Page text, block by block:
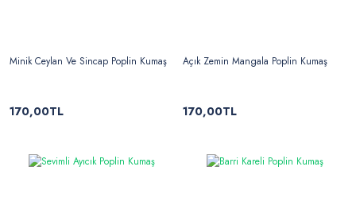
Minik Ceylan Ve Sincap Poplin Kumaş
170,00TL
Açık Zemin Mangala Poplin Kumaş
170,00TL